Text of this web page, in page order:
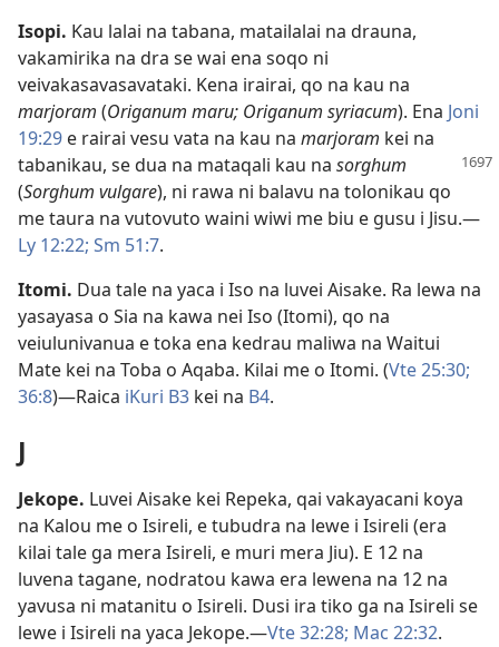
Isopi. Kau lalai na tabana, matailalai na drauna,
vakamirika na dra se wai ena soqo ni
veivakasavasavataki. Kena irairai, qo na kau na
marjoram (Origanum maru; Origanum syriacum). Ena Joni
19:29 e rairai vesu vata na kau na marjoram kei na
tabanikau, se dua na mataqali kau na sorghum
(Sorghum vulgare), ni rawa ni balavu na tolonikau qo
me taura na vutovuto waini wiwi me biu e gusu i Jisu.​—
Ly 12:22; Sm 51:7.
Itomi. Dua tale na yaca i Iso na luvei Aisake. Ra lewa na
yasayasa o Sia na kawa nei Iso (Itomi), qo na
veiulunivanua e toka ena kedrau maliwa na Waitui
Mate kei na Toba o Aqaba. Kilai me o Itomi. (Vte 25:30;
36:8)​—Raica iKuri B3 kei na B4.
J
Jekope. Luvei Aisake kei Repeka, qai vakayacani koya
na Kalou me o Isireli, e tubudra na lewe i Isireli (era
kilai tale ga mera Isireli, e muri mera Jiu). E 12 na
luvena tagane, nodratou kawa era lewena na 12 na
yavusa ni matanitu o Isireli. Dusi ira tiko ga na Isireli se
lewe i Isireli na yaca Jekope.​—Vte 32:28; Mac 22:32.